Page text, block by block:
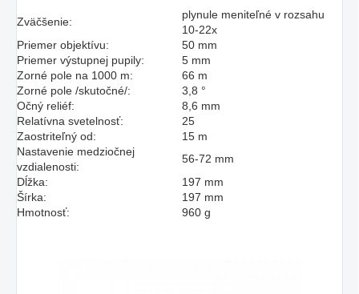
Zväčšenie:
plynule meniteľné v rozsahu
10-22x
Priemer objektívu:
50 mm
Priemer výstupnej pupily:
5 mm
Zorné pole na 1000 m:
66 m
Zorné pole /skutočné/:
3,8 °
Očný reliéf:
8,6 mm
Relatívna svetelnosť:
25
Zaostriteľný od:
15 m
Nastavenie medziočnej
vzdialenosti:
56-72 mm
Dĺžka:
197 mm
Šírka:
197 mm
Hmotnosť:
960 g